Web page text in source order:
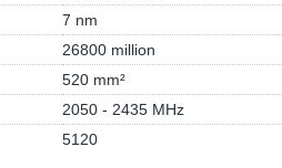
7 nm
26800 million
520 mm²
2050 - 2435 MHz
5120